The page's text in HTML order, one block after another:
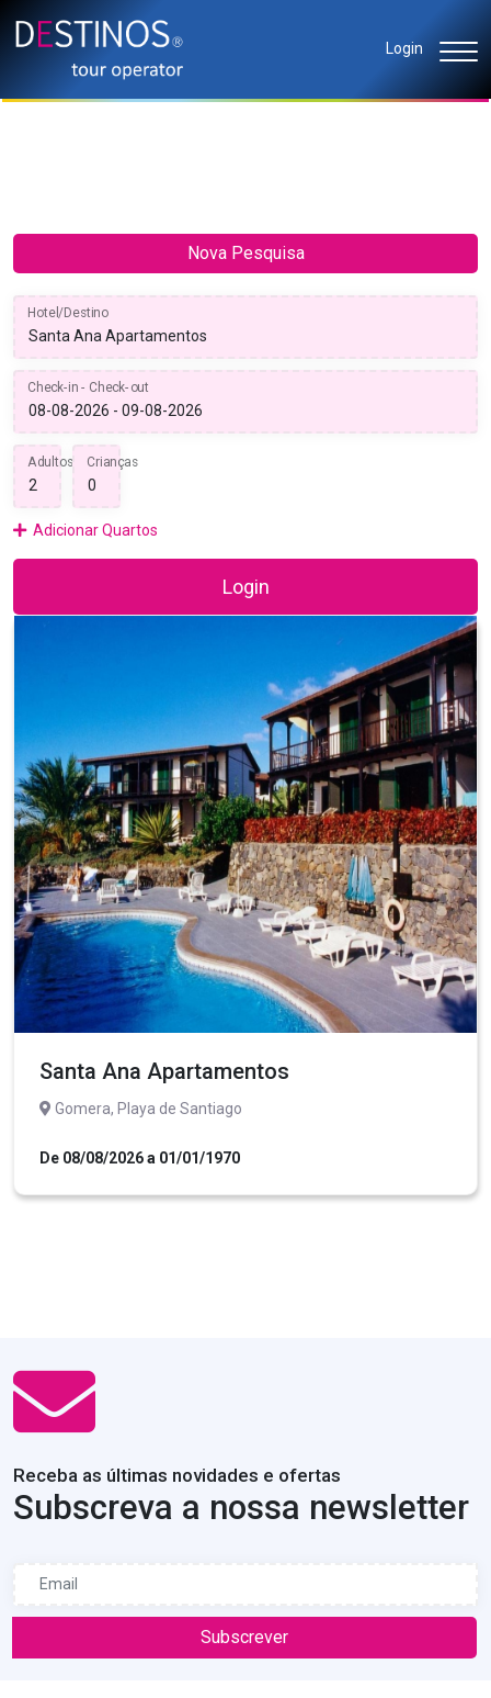
Login
Nova Pesquisa
Hotel/Destino
Check-in - Check-out
Adultos Crianças
Adicionar Quartos
Login
Santa Ana Apartamentos
Gomera, Playa de Santiago
De 08/08/2026 a 01/01/1970
Receba as últimas novidades e ofertas
Subscreva a nossa newsletter
Subscrever